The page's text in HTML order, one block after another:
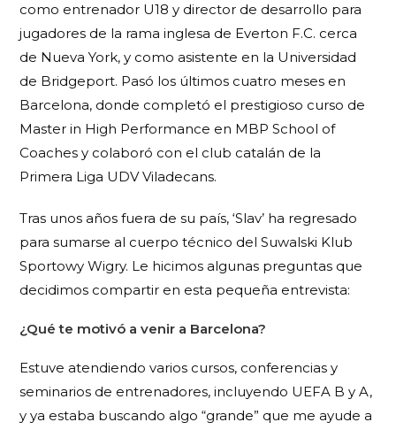
como entrenador U18 y director de desarrollo para
jugadores de la rama inglesa de Everton F.C. cerca
de Nueva York, y como asistente en la Universidad
de Bridgeport. Pasó los últimos cuatro meses en
Barcelona, ​​donde completó el prestigioso curso de
Master in High Performance en MBP School of
Coaches y colaboró ​​con el club catalán de la
Primera Liga UDV Viladecans.
Tras unos años fuera de su país, ‘Slav’ ha regresado
para sumarse al cuerpo técnico del Suwalski Klub
Sportowy Wigry. Le hicimos algunas preguntas que
decidimos compartir en esta pequeña entrevista:
¿Qué te motivó a venir a Barcelona?
Estuve atendiendo varios cursos, conferencias y
seminarios de entrenadores, incluyendo UEFA B y A,
y ya estaba buscando algo “grande” que me ayude a